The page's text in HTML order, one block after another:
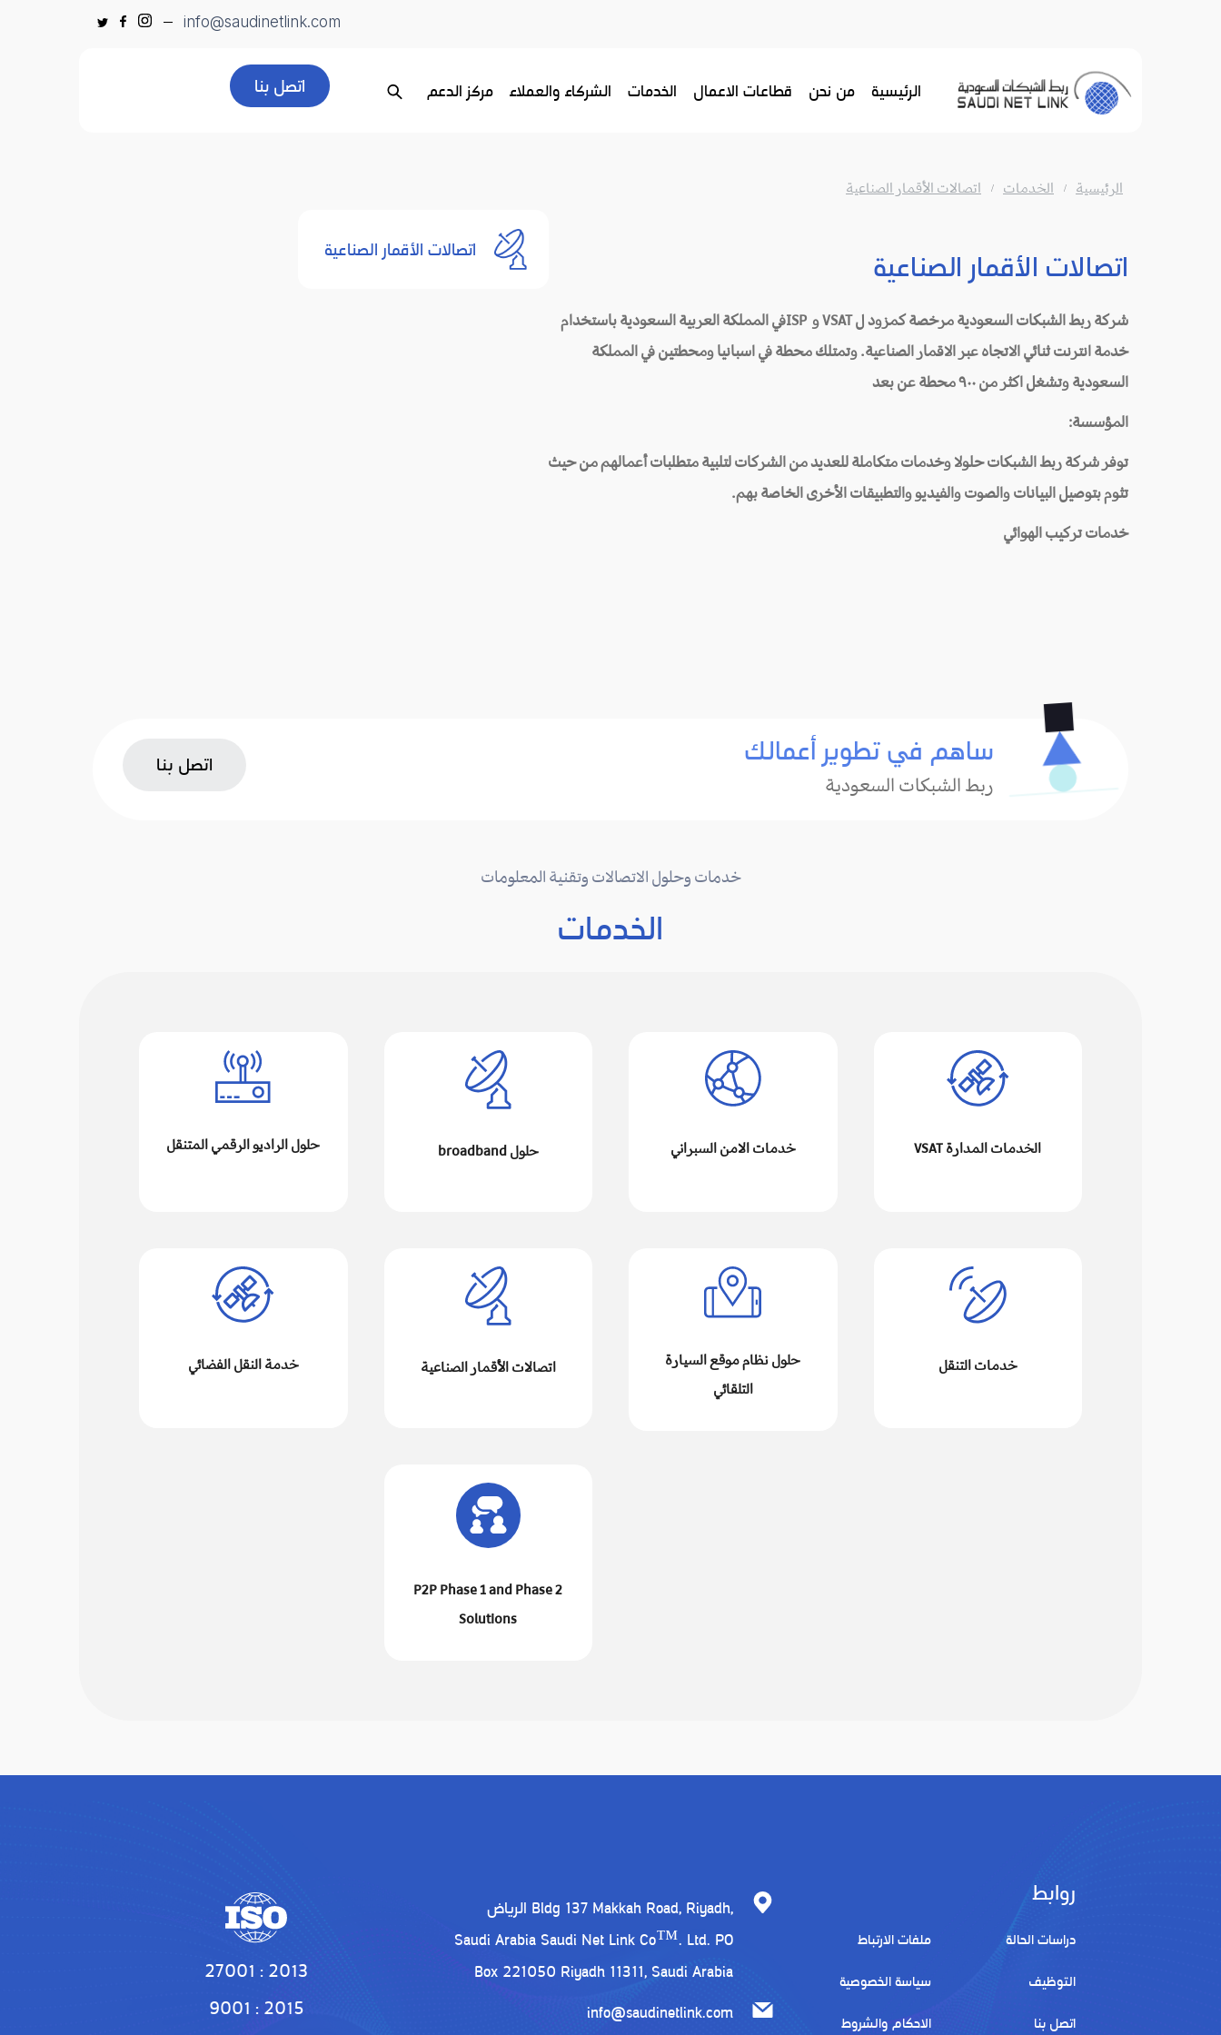
info@saudinetlink.com
الرئيسية من نحن قطاعات الاعمال الخدمات الشركاء والعملاء مركز الدعم اتصل بنا
الرئيسية الخدمات اتصالات الأقمار الصناعية
اتصالات الأقمار الصناعية
شركة ربط الشبكات السعودية مرخصة كمزود ل VSAT و ISPفي المملكة العربية السعودية باستخدام
خدمة انترنت ثنائي الاتجاه عبر الاقمار الصناعية. وتمتلك محطة في اسبانيا ومحطتين في المملكة
السعودية وتشغل اكثر من ٩٠٠ محطة عن بعد
المؤسسة:
توفر شركة ربط الشبكات حلولا وخدمات متكاملة للعديد من الشركات لتلبية متطلبات أعمالهم من حيث
تثوم بتوصيل البيانات والصوت والفيديو والتطبيقات الأخرى الخاصة بهم.
خدمات تركيب الهوائي
اتصالات الأقمار الصناعية
ساهم في تطوير أعمالك
ربط الشبكات السعودية
اتصل بنا
خدمات وحلول الاتصالات وتقنية المعلومات
الخدمات
الخدمات المدارة VSAT خدمات الامن السبراني حلول broadband حلول الراديو الرقمي المتنقل
خدمات التنقل
حلول نظام موقع السيارة
التلقائي
اتصالات الأقمار الصناعية خدمة النقل الفضائي
P2P Phase 1 and Phase 2
Solutions
روابط
دراسات الحالة
التوظيف
اتصل بنا
ملفات الارتباط
سياسة الخصوصية
الاحكام والشروط
الرياض Bldg 137 Makkah Road, Riyadh,
Saudi Arabia Saudi Net Link Co™. Ltd. PO
Box 221050 Riyadh 11311, Saudi Arabia
info@saudinetlink.com
27001 : 2013
9001 : 2015